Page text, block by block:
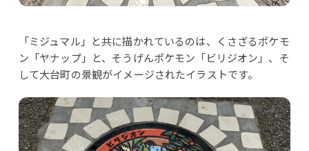
「ミジュマル」と共に描かれているのは、くさざるポケモ
ン「 ヤナップ」と、そうげんポケモン「 ビリジオン」、そ
して大台町の景観がイメージされたイラストです。